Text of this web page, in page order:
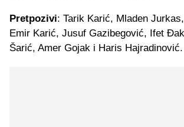
Pretpozivi: Tarik Karić, Mladen
Emir Karić, Jusuf Gazibegović, Ifet
Šarić, Amer Gojak i Haris Hajradinović.